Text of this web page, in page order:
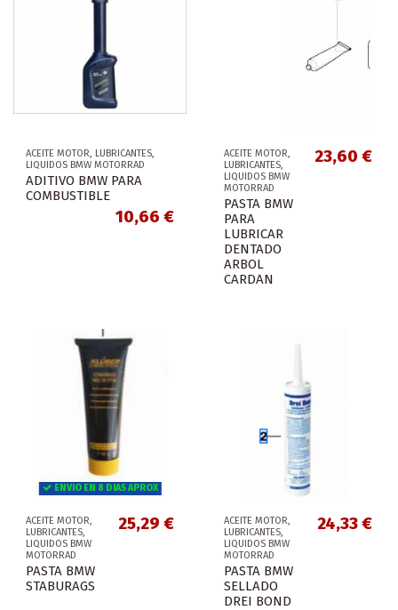
ACEITE MOTOR, LUBRICANTES,
LIQUIDOS BMW MOTORRAD
ADITIVO BMW PARA
COMBUSTIBLE
10,66 €
ACEITE MOTOR,
LUBRICANTES,
LIQUIDOS BMW
MOTORRAD
PASTA BMW
PARA
LUBRICAR
DENTADO
ARBOL
CARDAN
23,60 €
ENVIO EN 8 DIAS APROX
ACEITE MOTOR,
LUBRICANTES,
LIQUIDOS BMW
MOTORRAD
PASTA BMW
STABURAGS
25,29 €
ACEITE MOTOR,
LUBRICANTES,
LIQUIDOS BMW
MOTORRAD
PASTA BMW
SELLADO
DREI BOND
24,33 €